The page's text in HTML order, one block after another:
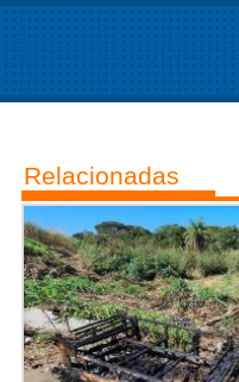
Relacionadas